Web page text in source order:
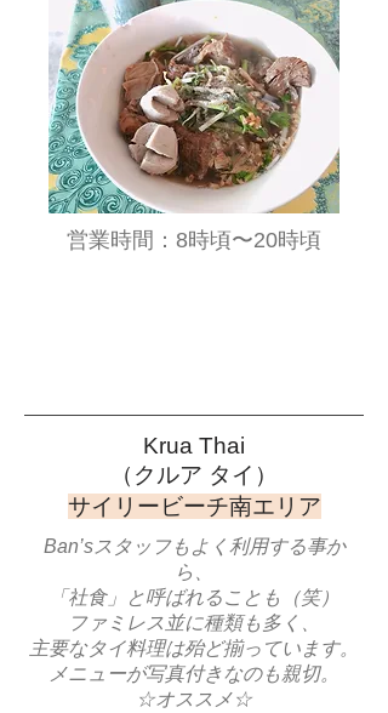
​営業時間：8時頃〜20時頃
Krua Thai
​（クルア タイ）
​サイリービーチ南エリア
Ban’sスタッフもよく利用する事か
ら、
「社食」と呼ばれることも（笑）
ファミレス並に種類も多く、
主要なタイ料理は殆ど揃っています。
メニューが写真付きなのも親切。​
☆オススメ☆